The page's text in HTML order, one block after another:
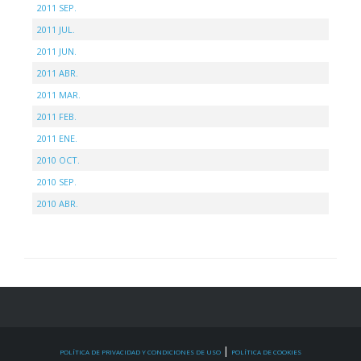
2011 SEP.
2011 JUL.
2011 JUN.
2011 ABR.
2011 MAR.
2011 FEB.
2011 ENE.
2010 OCT.
2010 SEP.
2010 ABR.
POLÍTICA DE PRIVACIDAD Y CONDICIONES DE USO | POLÍTICA DE COOKIES